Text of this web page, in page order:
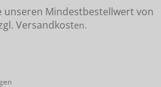
Mindestbestellwert von
Versandkosten.